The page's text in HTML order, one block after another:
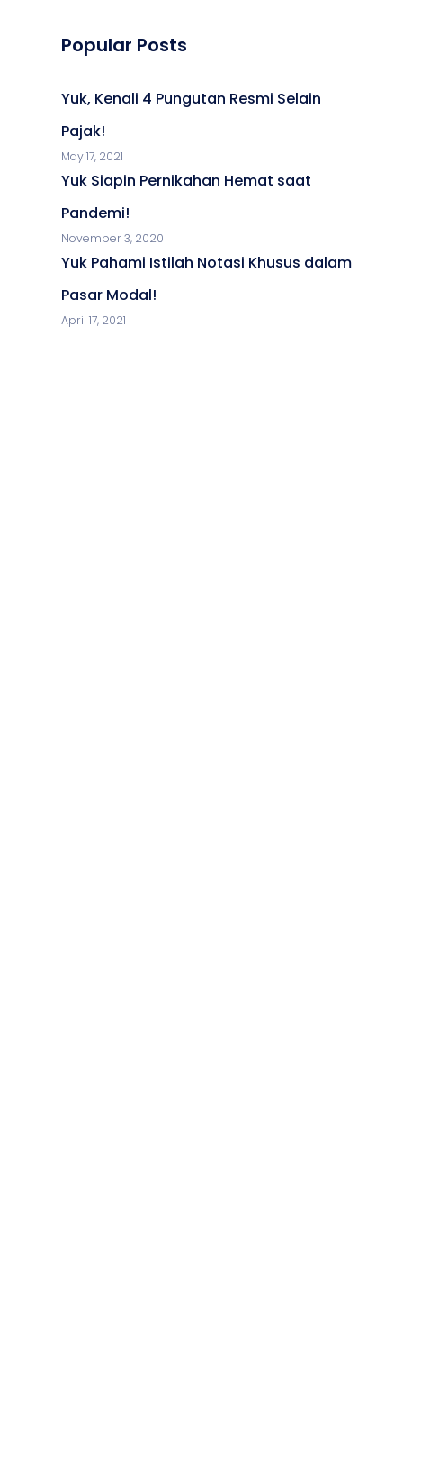
Popular Posts
Yuk, Kenali 4 Pungutan Resmi Selain
Pajak!
May 17, 2021
Yuk Siapin Pernikahan Hemat saat
Pandemi!
November 3, 2020
Yuk Pahami Istilah Notasi Khusus dalam
Pasar Modal!
April 17, 2021